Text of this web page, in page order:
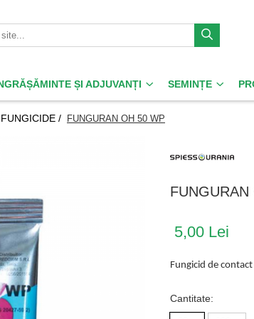
ȘI ADJUVANȚI SEMINȚE
FUNGICIDE / FUNGURAN OH 50 WP
5,00 Lei
Fungicid de
Cantitate: